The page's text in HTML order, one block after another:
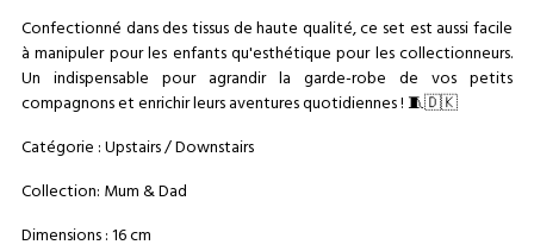
Confectionné dans des tissus de haute qualité, ce set est aussi facile
à manipuler pour les enfants qu'esthétique pour les collectionneurs.
Un indispensable pour agrandir la garde-robe de vos petits
compagnons et enrichir leurs aventures quotidiennes ! 🧵🇩🇰
Catégorie : Upstairs / Downstairs
Collection: Mum & Dad
Dimensions : 16 cm